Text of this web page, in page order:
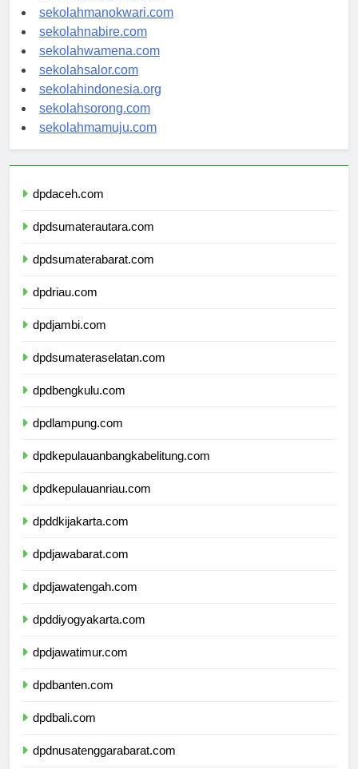
sekolahjayapura.com
sekolahmanokwari.com
sekolahnabire.com
sekolahwamena.com
sekolahsalor.com
sekolahindonesia.org
sekolahsorong.com